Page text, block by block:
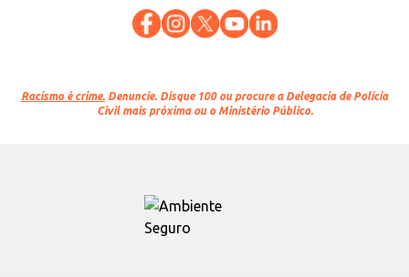
Racismo é crime. Denuncie. Disque 100 ou procure a Delegacia de Polícia
Civil mais próxima ou o Ministério Público.